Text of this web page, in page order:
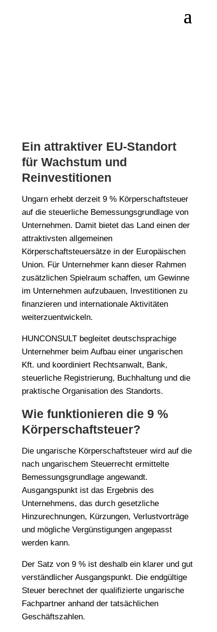
Ein attraktiver EU-Standort
für Wachstum und
Reinvestitionen
Ungarn erhebt derzeit 9 % Körperschaftsteuer
auf die steuerliche Bemessungsgrundlage von
Unternehmen. Damit bietet das Land einen der
attraktivsten allgemeinen
Körperschaftsteuersätze in der Europäischen
Union. Für Unternehmer kann dieser Rahmen
zusätzlichen Spielraum schaffen, um Gewinne
im Unternehmen aufzubauen, Investitionen zu
finanzieren und internationale Aktivitäten
weiterzuentwickeln.
HUNCONSULT begleitet deutschsprachige
Unternehmer beim Aufbau einer ungarischen
Kft. und koordiniert Rechtsanwalt, Bank,
steuerliche Registrierung, Buchhaltung und die
praktische Organisation des Standorts.
Wie funktionieren die 9 %
Körperschaftsteuer?
Die ungarische Körperschaftsteuer wird auf die
nach ungarischem Steuerrecht ermittelte
Bemessungsgrundlage angewandt.
Ausgangspunkt ist das Ergebnis des
Unternehmens, das durch gesetzliche
Hinzurechnungen, Kürzungen, Verlustvorträge
und mögliche Vergünstigungen angepasst
werden kann.
Der Satz von 9 % ist deshalb ein klarer und gut
verständlicher Ausgangspunkt. Die endgültige
Steuer berechnet der qualifizierte ungarische
Fachpartner anhand der tatsächlichen
Geschäftszahlen.